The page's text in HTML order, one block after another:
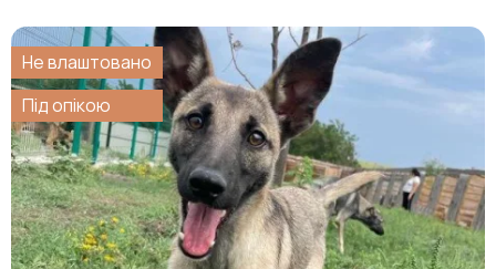
Не влаштовано
Під опікою